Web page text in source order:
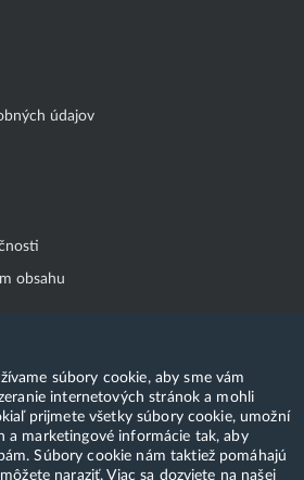
súbory cookie, aby sme vám
internetových stránok a mohli
prijmete všetky súbory cookie, umožní
a marketingové informácie tak, aby
Súbory cookie nám taktiež pomáhajú
naraziť. Viac sa dozviete na našej
údajov
obsahu
SSH)